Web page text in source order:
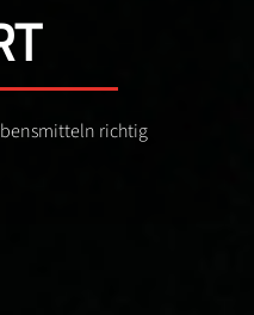
richtig